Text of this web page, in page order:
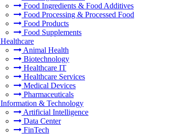
Food Ingredients & Food Additives
Food Processing & Processed Food
Food Products
Food Supplements
Healthcare
Animal Health
Biotechnology
Healthcare IT
Healthcare Services
Medical Devices
Pharmaceuticals
Information & Technology
Artificial Intelligence
Data Center
FinTech